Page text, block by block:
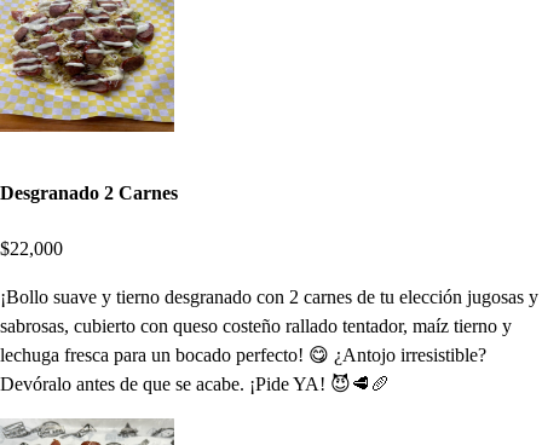
Desgranado 2 Carnes
$22,000
¡Bollo suave y tierno desgranado con 2 carnes de tu elección jugosas y
sabrosas, cubierto con queso costeño rallado tentador, maíz tierno y
lechuga fresca para un bocado perfecto! 😋 ¿Antojo irresistible?
Devóralo antes de que se acabe. ¡Pide YA! 😈🥩🥖